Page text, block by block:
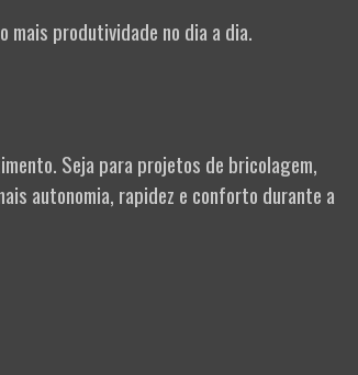
produtividade no dia a dia.
Seja para projetos de bricolagem,
autonomia, rapidez e conforto durante a